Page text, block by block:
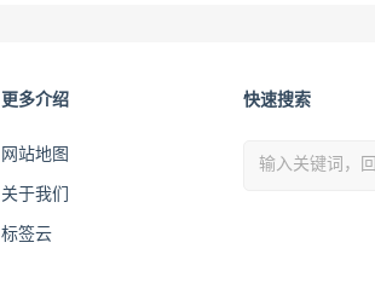
更多介绍
网站地图
关于我们
标签云
快速搜索